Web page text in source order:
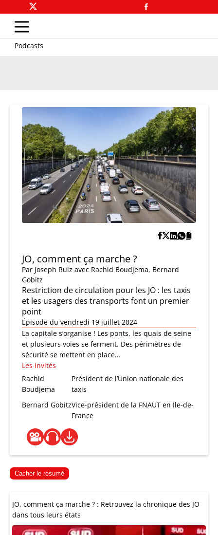
Podcasts
JO, comment ça marche ?
Par Joseph Ruiz avec Rachid Boudjema, Bernard
Gobitz
Restriction de circulation pour les JO : les taxis
et les usagers des transports font un premier
point
Épisode du vendredi 19 juillet 2024
La capitale s’organise ! Les ponts, les quais de seine
et plusieurs voies se ferment. Des périmètres de
sécurité se mettent en place…
Les invités
Rachid
Boudjema
Président de l’Union nationale des
taxis
Bernard GobitzVice-président de la FNAUT en Ile-de-
France
Cacher le résumé
JO, comment ça marche ? : Retrouvez la chronique des JO
dans tous leurs états